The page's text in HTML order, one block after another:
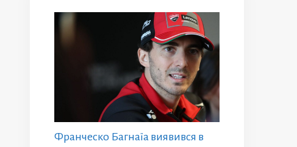
Франческо Багнаїа виявився в